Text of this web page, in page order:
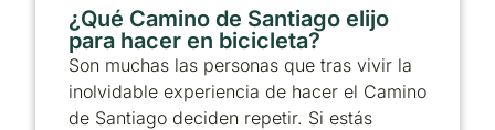
¿Qué Camino de Santiago elijo
para hacer en bicicleta?
Son muchas las personas que tras vivir la
inolvidable experiencia de hacer el Camino
de Santiago deciden repetir. Si estás